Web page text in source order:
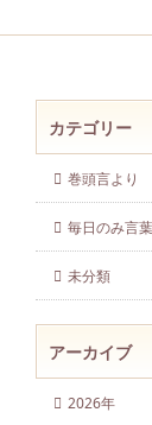
カテゴリー
巻頭言より
毎日のみ言葉
未分類
アーカイブ
2026年